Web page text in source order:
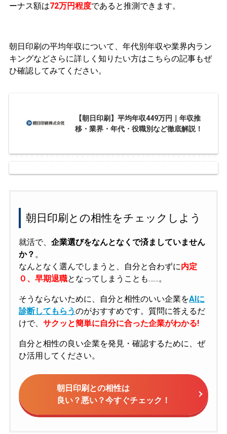
ーナス額は72万円程度であると推測できます。
朝日印刷の平均年収について、年代別年収や業界内ラン
キングなどさらに詳しく知りたい方はこちらの記事もぜ
ひ確認してみてください。
【朝日印刷】平均年収449万円｜年収推
移・業界・年代・役職別など徹底解説！
朝日印刷との相性をチェックしよう
就活で、 企業選びをなんとなくで済ましていません
か？ 。
なんとなく選んでしまうと、自分と合わずに内定
０、早期退職となってしまうことも……。
そうならないために、自分と相性のいい企業をAIに
診断してもらうのがおすすめです。質問に答えるだ
けで、 サクッと簡単に自分に合った企業がわかる!
自分と相性の良い企業を発見・確認するために、ぜ
ひ活用してください。
朝日印刷との相性は
良い？悪い？今すぐチェック！